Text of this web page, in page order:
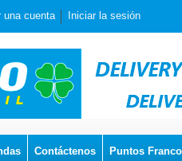
una cuenta Iniciar la sesión
Contáctenos Puntos Franco